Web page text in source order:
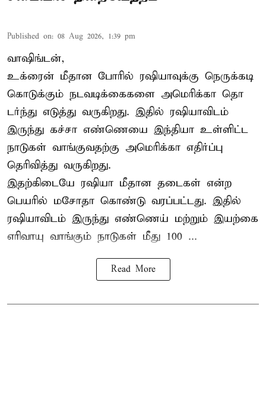
Published on: 08 Aug 2026, 1:39 pm
வாஷிங்டன்,
உக்ரைன் மீதான போரில் ரஷியாவுக்கு நெருக்கடி
கொடுக்கும் நடவடிக்கைகளை அமெரிக்கா தொ
டர்ந்து எடுத்து வருகிறது. இதில் ரஷியாவிடம்
இருந்து கச்சா எண்ணெயை இந்தியா உள்ளிட்ட
நாடுகள் வாங்குவதற்கு அமெரிக்கா எதிர்ப்பு
தெரிவித்து வருகிறது.
இதற்கிடையே ரஷியா மீதான தடைகள் என்ற
பெயரில் மசோதா கொண்டு வரப்பட்டது. இதில்
ரஷியாவிடம் இருந்து எண்ணெய் மற்றும் இயற்கை
எரிவாயு வாங்கும் நாடுகள் மீது 100 ...
Read More